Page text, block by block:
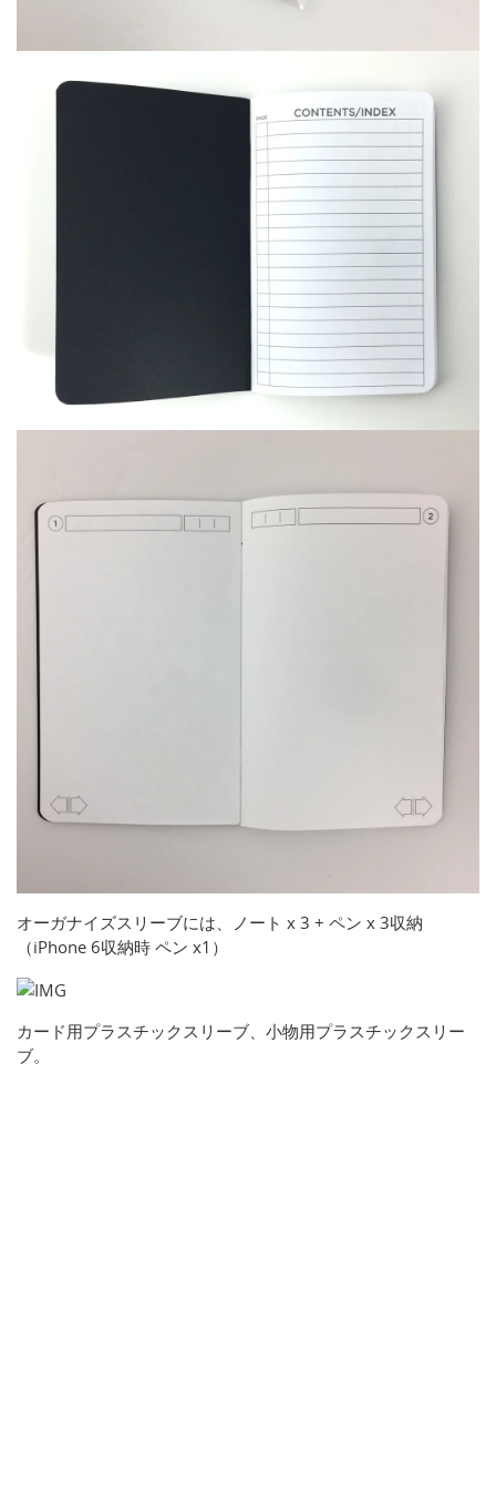
オーガナイズスリーブには、ノート x 3 + ペン x 3収納
（iPhone 6収納時 ペン x1）
カード用プラスチックスリーブ、小物用プラスチックスリー
ブ。